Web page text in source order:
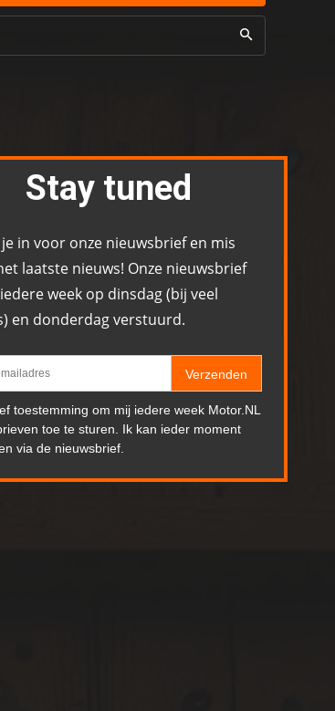
Stay tuned
in voor onze nieuwsbrief en mis
laatste nieuws! Onze nieuwsbrief
week op dinsdag (bij veel
en donderdag verstuurd.
Verzenden
toestemming om mij iedere week Motor.NL
toe te sturen. Ik kan ieder moment
via de nieuwsbrief.